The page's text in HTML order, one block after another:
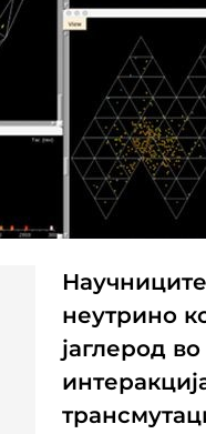
неутрино
јаглерод